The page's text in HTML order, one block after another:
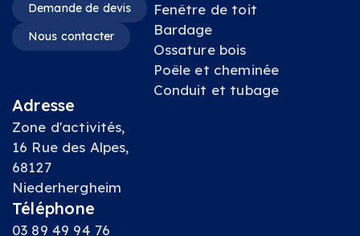
Demande de devis
Nous contacter
Fenêtre de toit
Bardage
Ossature bois
Poêle et cheminée
Conduit et tubage
Adresse
Zone d'activités,
16 Rue des Alpes,
68127
Niederhergheim
Téléphone
03 89 49 94 76